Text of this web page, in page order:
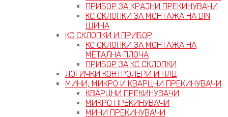
ПРИБОР ЗА КРАЈНИ ПРЕКИНУВАЧИ
КС СКЛОПКИ ЗА МОНТАЖА НА DIN
ШИНА
КС СКЛОПКИ И ПРИБОР
КС СКЛОПКИ ЗА МОНТАЖА НА
МЕТАЛНА ПЛОЧА
ПРИБОР ЗА КС СКЛОПКИ
ЛОГИЧКИ КОНТРОЛЕРИ И ПЛЦ
МИНИ, МИКРО И КВАРЦНИ ПРЕКИНУВАЧИ
КВАРЦНИ ПРЕКИНУВАЧИ
МИКРО ПРЕКИНУВАЧИ
МИНИ ПРЕКИНУВАЧИ